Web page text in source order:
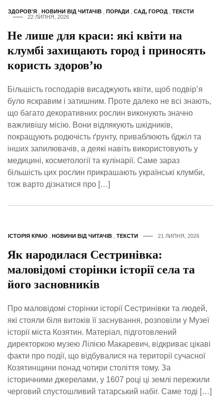
ЗДОРОВ'Я НОВИНИ ВІД ЧИТАЧІВ ПОРАДИ САД, ГОРОД
ТЕКСТИ
22 ЛИПНЯ, 2026
Не лише для краси: які квіти на
клумбі захищають город і приносять
користь здоров’ю
Більшість господарів висаджують квіти, щоб подвір’я
було яскравим і затишним. Проте далеко не всі знають,
що багато декоративних рослин виконують значно
важливішу місію. Вони відлякують шкідників,
покращують родючість ґрунту, приваблюють бджіл та
інших запилювачів, а деякі навіть використовують у
медицині, косметології та кулінарії. Саме зараз
більшість цих рослин прикрашають українські клумби,
тож варто дізнатися про […]
ІСТОРІЯ КРАЮ НОВИНИ ВІД ЧИТАЧІВ ТЕКСТИ 21 ЛИПНЯ, 2026
Як народилася Сестринівка:
маловідомі сторінки історії села та
його засновників
Про маловідомі сторінки історії Сестринівки та людей,
які стояли біля витоків її заснування, розповіли у Музеї
історії міста Козятин. Матеріал, підготовлений
директоркою музею Лілією Макаревич, відкриває цікаві
факти про події, що відбувалися на території сучасної
Козятинщини понад чотири століття тому. За
історичними джерелами, у 1607 році ці землі пережили
черговий спустошливий татарський набіг. Саме тоді […]